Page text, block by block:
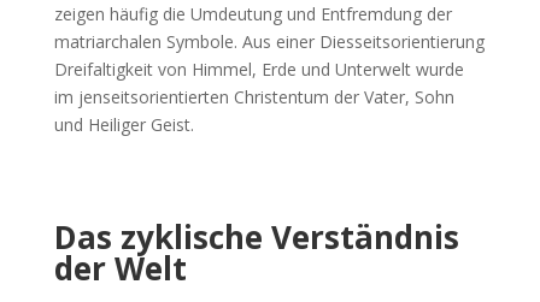
zeigen häufig die Umdeutung und Entfremdung der
matriarchalen Symbole. Aus einer Diesseitsorientierung
Dreifaltigkeit von Himmel, Erde und Unterwelt wurde
im jenseitsorientierten Christentum der Vater, Sohn
und Heiliger Geist.
Das zyklische Verständnis
der Welt